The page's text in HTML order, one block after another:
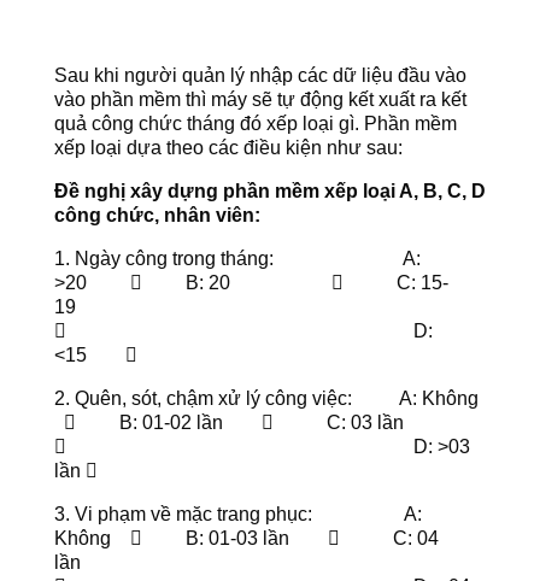
Sau khi người quản lý nhập các dữ liệu đầu vào
vào phần mềm thì máy sẽ tự động kết xuất ra kết
quả công chức tháng đó xếp loại gì. Phần mềm
xếp loại dựa theo các điều kiện như sau:
Đề nghị xây dựng phần mềm xếp loại A, B, C, D
công chức, nhân viên:
1. Ngày công trong tháng: A:
>20  B: 20  C: 15-
19
 D:
<15 
2. Quên, sót, chậm xử lý công việc: A: Không
 B: 01-02 lần  C: 03 lần
 D: >03
lần 
3. Vi phạm về mặc trang phục: A:
Không  B: 01-03 lần  C: 04
lần